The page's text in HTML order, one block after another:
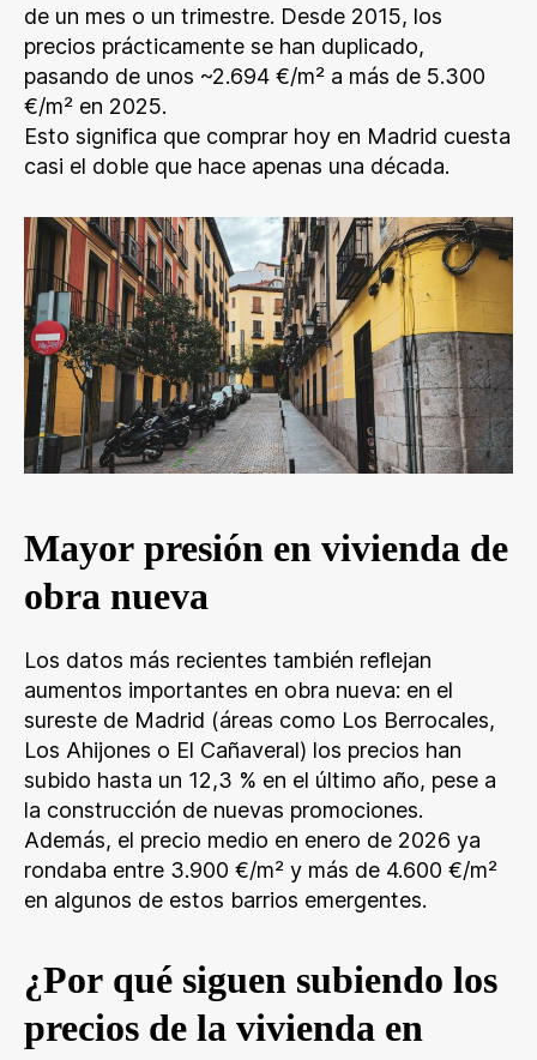
de un mes o un trimestre. Desde 2015, los
precios prácticamente se han duplicado,
pasando de unos ~2.694 €/m² a más de 5.300
€/m² en 2025.
Esto significa que comprar hoy en Madrid cuesta
casi el doble que hace apenas una década.
Mayor presión en vivienda de
obra nueva
Los datos más recientes también reflejan
aumentos importantes en obra nueva: en el
sureste de Madrid (áreas como Los Berrocales,
Los Ahijones o El Cañaveral) los precios han
subido hasta un 12,3 % en el último año, pese a
la construcción de nuevas promociones.
Además, el precio medio en enero de 2026 ya
rondaba entre 3.900 €/m² y más de 4.600 €/m²
en algunos de estos barrios emergentes.
¿Por qué siguen subiendo los
precios de la vivienda en